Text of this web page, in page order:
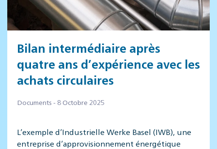
Bilan intermédiaire après
quatre ans d’expérience avec les
achats circulaires
Documents - 8 Octobre 2025
L’exemple d’Industrielle Werke Basel (IWB), une
entreprise d’approvisionnement énergétique